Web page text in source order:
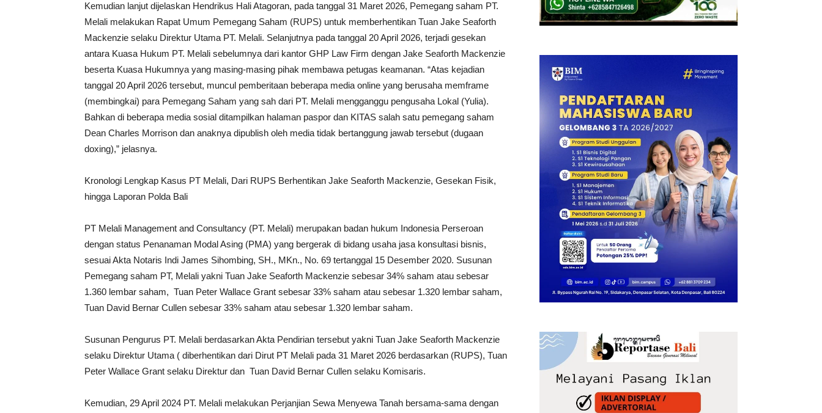
Kemudian lanjut dijelaskan Hendrikus Hali Atagoran, pada tanggal 31 Maret 2026, Pemegang saham PT.
Melali melakukan Rapat Umum Pemegang Saham (RUPS) untuk memberhentikan Tuan Jake Seaforth
Mackenzie selaku Direktur Utama PT. Melali. Selanjutnya pada tanggal 20 April 2026, terjadi gesekan
antara Kuasa Hukum PT. Melali sebelumnya dari kantor GHP Law Firm dengan Jake Seaforth Mackenzie
beserta Kuasa Hukumnya yang masing-masing pihak membawa petugas keamanan. “Atas kejadian
tanggal 20 April 2026 tersebut, muncul pemberitaan beberapa media online yang berusaha memframe
(membingkai) para Pemegang Saham yang sah dari PT. Melali mengganggu pengusaha Lokal (Yulia).
Bahkan di beberapa media sosial ditampilkan halaman paspor dan KITAS salah satu pemegang saham
Dean Charles Morrison dan anaknya dipublish oleh media tidak bertanggung jawab tersebut (dugaan
doxing),” jelasnya.
Kronologi Lengkap Kasus PT Melali, Dari RUPS Berhentikan Jake Seaforth Mackenzie, Gesekan Fisik,
hingga Laporan Polda Bali
PT Melali Management and Consultancy (PT. Melali) merupakan badan hukum Indonesia Perseroan
dengan status Penanaman Modal Asing (PMA) yang bergerak di bidang usaha jasa konsultasi bisnis,
sesuai Akta Notaris Indi James Sihombing, SH., MKn., No. 69 tertanggal 15 Desember 2020. Susunan
Pemegang saham PT, Melali yakni Tuan Jake Seaforth Mackenzie sebesar 34% saham atau sebesar
1.360 lembar saham, Tuan Peter Wallace Grant sebesar 33% saham atau sebesar 1.320 lembar saham,
Tuan David Bernar Cullen sebesar 33% saham atau sebesar 1.320 lembar saham.
Susunan Pengurus PT. Melali berdasarkan Akta Pendirian tersebut yakni Tuan Jake Seaforth Mackenzie
selaku Direktur Utama ( diberhentikan dari Dirut PT Melali pada 31 Maret 2026 berdasarkan (RUPS), Tuan
Peter Wallace Grant selaku Direktur dan Tuan David Bernar Cullen selaku Komisaris.
Kemudian, 29 April 2024 PT. Melali melakukan Perjanjian Sewa Menyewa Tanah bersama-sama dengan